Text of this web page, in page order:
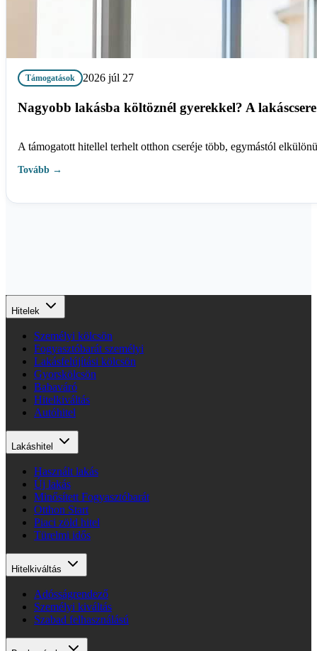
Támogatások 2026 júl 27
Nagyobb lakásba költöznél gyerekkel? A
A támogatott hitellel terhelt otthon cseréje több, egymástól
Tovább →
Hitelek
Személyi kölcsön
Fogyasztóbarát személyi
Lakásfelújítási kölcsön
Gyorskölcsön
Babaváró
Hitelkiváltás
Autóhitel
Lakáshitel
Használt lakás
Új lakás
Minősített Fogyasztóbarát
Otthon Start
Piaci zöld hitel
Türelmi idős
Hitelkiváltás
Adósságrendező
Személyi kiváltás
Szabad felhasználású